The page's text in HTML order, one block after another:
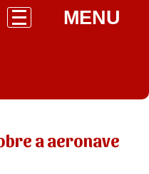
MENU
a aeronave